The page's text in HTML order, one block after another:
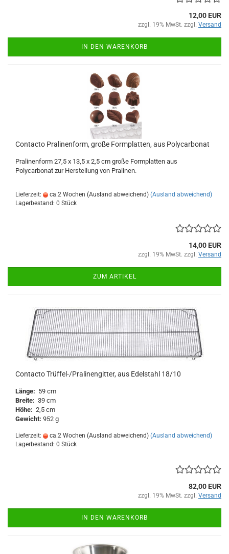
12,00 EUR
zzgl. 19% MwSt. zzgl. Versand
IN DEN WARENKORB
Contacto Pralinenform, große Formplatten, aus Polycarbonat
Pralinenform 27,5 x 13,5 x 2,5 cm große Formplatten aus
Polycarbonat zur Herstellung von Pralinen.
Lieferzeit: ca.2 Wochen (Ausland abweichend) (Ausland abweichend)
Lagerbestand: 0 Stück
14,00 EUR
zzgl. 19% MwSt. zzgl. Versand
ZUM ARTIKEL
Contacto Trüffel-/Pralinengitter, aus Edelstahl 18/10
Länge: 59 cm
Breite: 39 cm
Höhe: 2,5 cm
Gewicht: 952 g
Lieferzeit: ca.2 Wochen (Ausland abweichend) (Ausland abweichend)
Lagerbestand: 0 Stück
82,00 EUR
zzgl. 19% MwSt. zzgl. Versand
IN DEN WARENKORB